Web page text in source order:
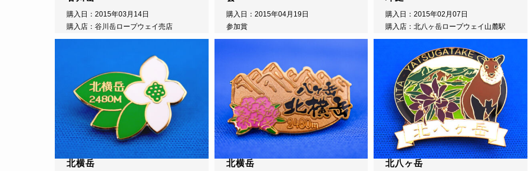
購入日：2015年03月14日
購入店：谷川岳ロープウェイ売店
北横岳
購入日：2015年04月19日
参加賞
北横岳
購入日：2015年02月07日
購入店：北八ヶ岳ロープウェイ山麓駅
北八ヶ岳